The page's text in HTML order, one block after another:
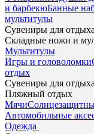
и барбекюБанные
мультитулы
Сувениры для отдыха
Складные ножи и
Мультитулы
Игры и головоломки
отдых
Сувениры для отдыха
Пляжный отдых
Мячи
Автомобильные
Одежда